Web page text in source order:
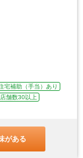
宅補助（手当）あり
店舗数30以上
がある